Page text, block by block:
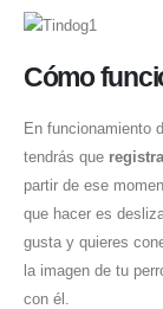
Cómo
En funcionamiento
tendrás que
partir de ese
que hacer es
gusta y quieres
la imagen de tu
con él.